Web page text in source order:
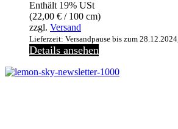
Enthält 19% USt
(22,00 € / 100 cm)
zzgl. Versand
Lieferzeit: Versandpause bis zum
Details ansehen